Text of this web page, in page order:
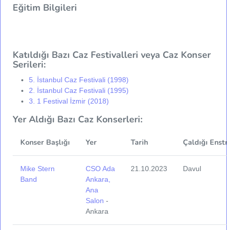
Eğitim Bilgileri
Katıldığı Bazı Caz Festivalleri veya Caz Konser
Serileri:
5. İstanbul Caz Festivali (1998)
2. İstanbul Caz Festivali (1995)
3. 1 Festival İzmir (2018)
Yer Aldığı Bazı Caz Konserleri:
Konser Başlığı Yer Tarih Çaldığı
Mike Stern
Band
CSO Ada
Ankara,
Ana
Salon -
Ankara
21.10.2023 Davul